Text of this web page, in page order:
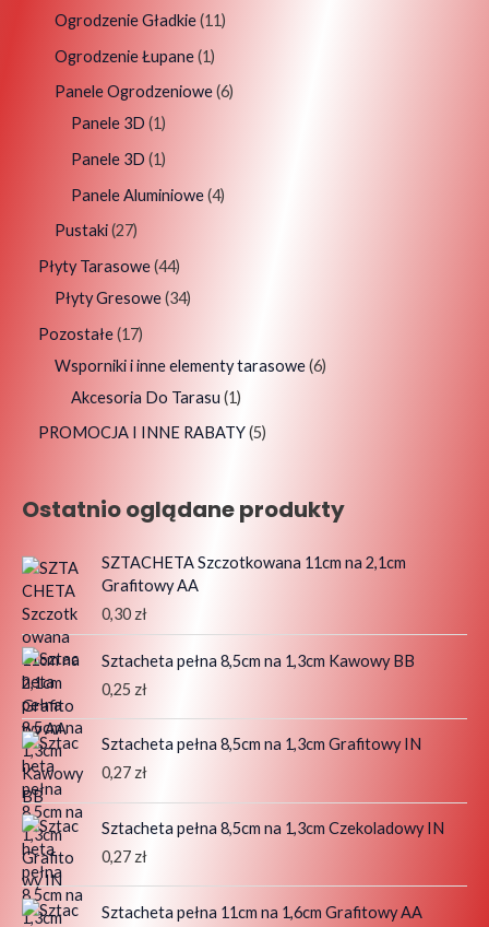
Ogrodzenie Gładkie 11
Ogrodzenie Łupane 1
Panele Ogrodzeniowe 6
Panele 3D 1
Panele 3D 1
Panele Aluminiowe 4
Pustaki 27
Płyty Tarasowe 44
Płyty Gresowe 34
Pozostałe 17
Wsporniki i inne elementy tarasowe 6
Akcesoria Do Tarasu 1
PROMOCJA I INNE RABATY 5
Ostatnio oglądane produkty
SZTACHETA Szczotkowana 11cm na 2,1cm
Grafitowy AA
0,30 zł
Sztacheta pełna 8,5cm na 1,3cm Kawowy BB
0,25 zł
Sztacheta pełna 8,5cm na 1,3cm Grafitowy IN
0,27 zł
Sztacheta pełna 8,5cm na 1,3cm Czekoladowy IN
0,27 zł
Sztacheta pełna 11cm na 1,6cm Grafitowy AA